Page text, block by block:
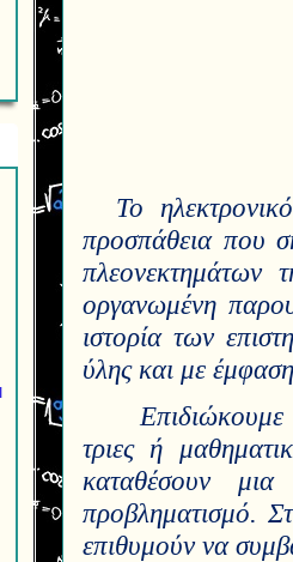
Το
προσπάθεια που
πλεονεκτημάτων
οργανωμένη
ιστορία των
ύλης και με
τριες ή
καταθέσουν
προβληματισμό.
επιθυμούν να